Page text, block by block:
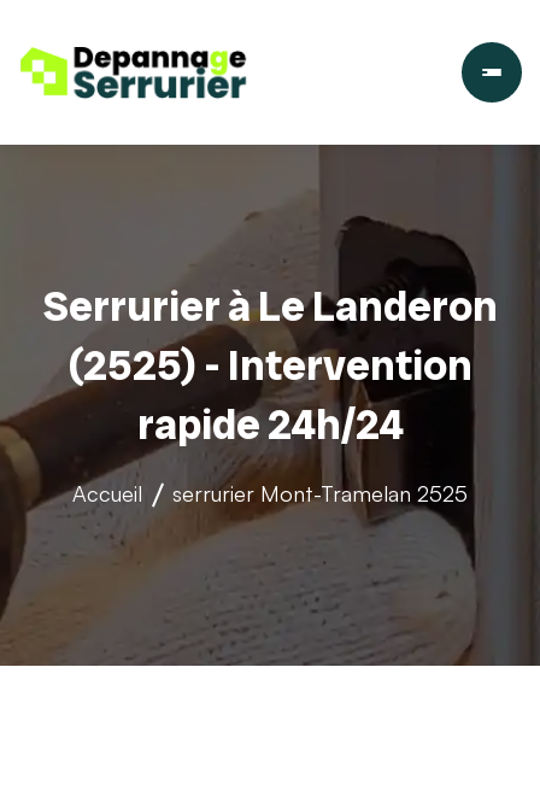
Serrurier à Le Landeron
(2525) - Intervention
rapide 24h/24
Accueil serrurier Mont-Tramelan 2525